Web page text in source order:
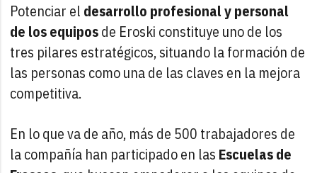
Potenciar el desarrollo profesional y personal
de los equiposde Eroski constituye uno de los
tres pilares estratégicos, situando la formación de
las personas como una de las claves en la mejora
competitiva.
En lo que va de año, más de 500 trabajadores de
la compañía han participado en las Escuelas de